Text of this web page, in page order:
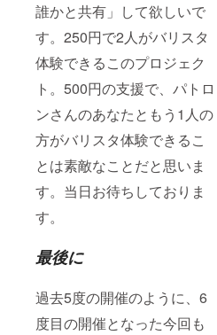
誰かと共有」して欲しいで
す。250円で2人がバリスタ
体験できるこのプロジェク
ト。500円の支援で、パトロ
ンさんのあなたともう1人の
方がバリスタ体験できるこ
とは素敵なことだと思いま
す。当日お待ちしておりま
す。
最後に
過去5度の開催のように、6
度目の開催となった今回も